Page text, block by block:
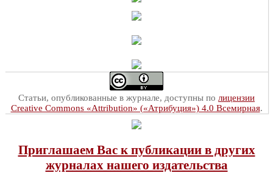
Статьи, опубликованные в журнале, доступны по лицензии
Creative Commons «Attribution» («Атрибуция») 4.0 Всемирная.
Приглашаем Вас к публикации в других
журналах нашего издательства